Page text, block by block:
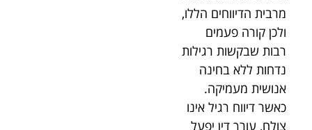
מרבית הדיווחים הללו,
ולכן קורה פעמים
רבות שבקשות רגילות
נדחות ללא בחינה
אנושית מעמיקה.
כאשר דיווח רגיל אינו
צולח, עורך דין יפעל